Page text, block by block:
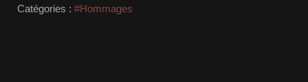
Catégories : #Hommages